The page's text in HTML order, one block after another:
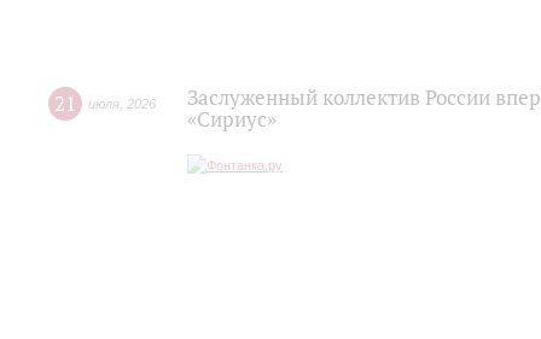
21 июля 2026
Заслуженный коллектив России
«Сириус»